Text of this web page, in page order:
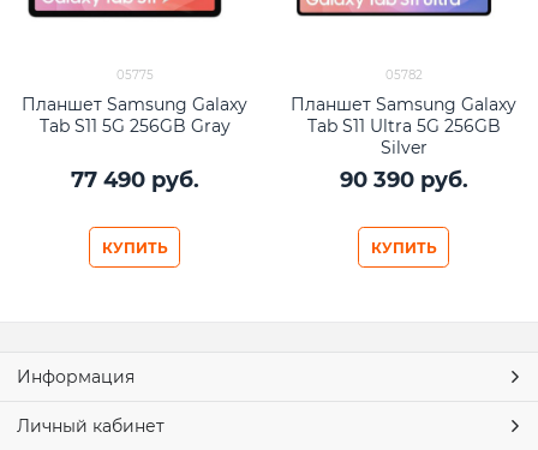
05775
Планшет Samsung Galaxy
Tab S11 5G 256GB Gray
77 490 руб.
КУПИТЬ
05782
Планшет Samsung Galaxy
Tab S11 Ultra 5G 256GB
Silver
90 390 руб.
КУПИТЬ
Информация
Личный кабинет